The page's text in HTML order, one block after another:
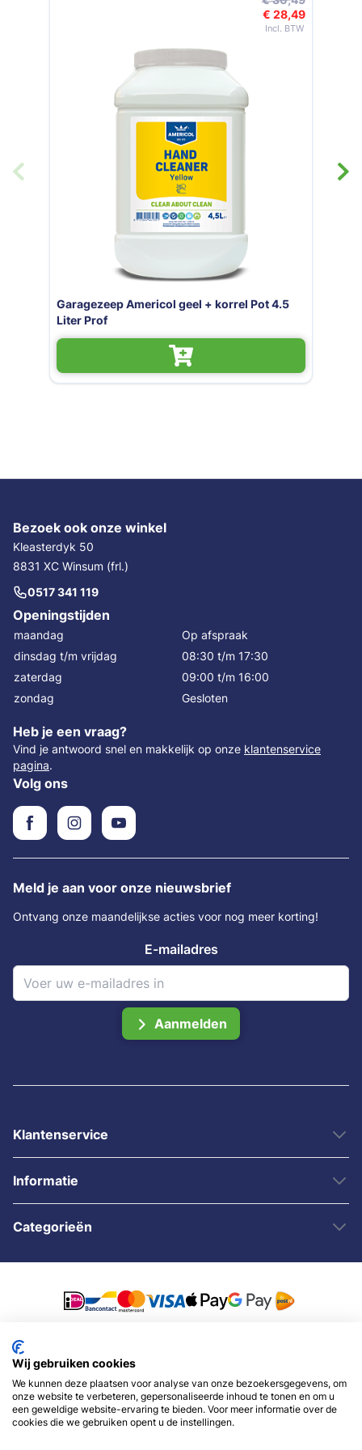
Bezoek ook onze winkel
Kleasterdyk 50
8831 XC Winsum (frl.)
0517 341 119
Openingstijden
maandag
Op afspraak
dinsdag t/m vrijdag
08:30 t/m 17:30
zaterdag
09:00 t/m 16:00
zondag
Gesloten
Heb je een vraag?
Vind je antwoord snel en makkelijk op onze klantenservice
pagina.
Volg ons
Meld je aan voor onze nieuwsbrief
Ontvang onze maandelijkse acties voor nog meer korting!
E-mailadres
Aanmelden
Klantenservice
Informatie
Categorieën
© 2007 - 2026 - Sybshop.nl
Wij gebruiken cookies
We kunnen deze plaatsen voor analyse van onze bezoekersgegevens, om
onze website te verbeteren, gepersonaliseerde inhoud te tonen en om u
een geweldige website-ervaring te bieden. Voor meer informatie over de
cookies die we gebruiken opent u de instellingen.